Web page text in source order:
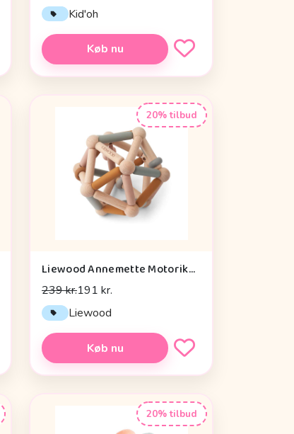
Kid'oh
Køb nu
20% tilbud
Liewood Annemette Motorikbold - Mustard Multi Mix
239 kr.191 kr.
Liewood
Køb nu
20% tilbud